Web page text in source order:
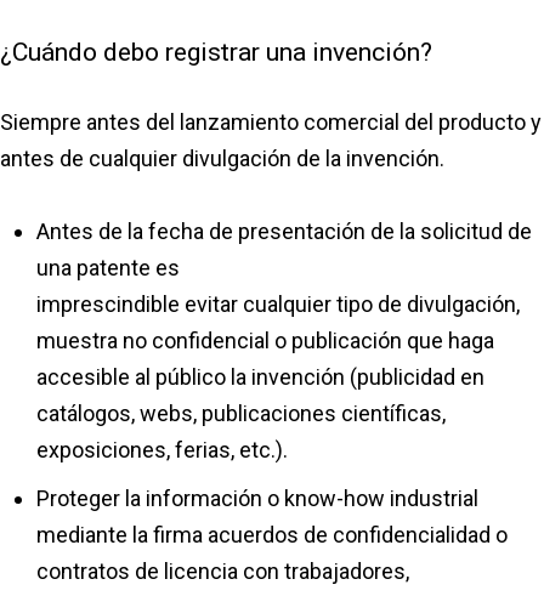
¿Cuándo debo registrar una invención?
Siempre antes del lanzamiento comercial del producto y
antes de cualquier divulgación de la invención.
Antes de la fecha de presentación de la solicitud de
una patente es
imprescindible evitar cualquier tipo de divulgación,
muestra no confidencial o publicación que haga
accesible al público la invención (publicidad en
catálogos, webs, publicaciones científicas,
exposiciones, ferias, etc.).
Proteger la información o know-how industrial
mediante la firma acuerdos de confidencialidad o
contratos de licencia con trabajadores,